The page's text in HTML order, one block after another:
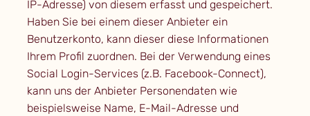
IP-Adresse) von diesem erfasst und gespeichert.
Haben Sie bei einem dieser Anbieter ein
Benutzerkonto, kann dieser diese Informationen
Ihrem Profil zuordnen. Bei der Verwendung eines
Social Login-Services (z.B. Facebook-Connect),
kann uns der Anbieter Personendaten wie
beispielsweise Name, E-Mail-Adresse und